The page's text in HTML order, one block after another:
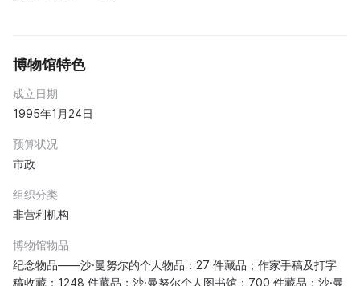
博物馆特色
成立日期
1995年1月24日
预算状况
市政
组织分类
非营利机构
博物馆物品
纪念物品——沙·曼努尔的个人物品：27 件藏品；作家手稿及打字
稿收藏：1248 件藏品；沙·曼努尔个人图书馆：700 件藏品；沙·曼